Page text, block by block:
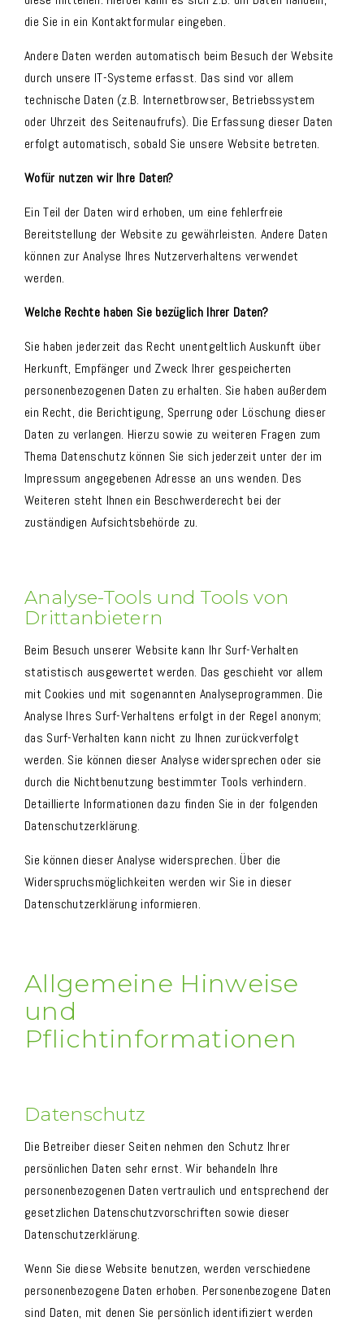
die Sie in ein Kontaktformular eingeben.
Andere Daten werden automatisch beim Besuch der Website
durch unsere IT-Systeme erfasst. Das sind vor allem
technische Daten (z.B. Internetbrowser, Betriebssystem
oder Uhrzeit des Seitenaufrufs). Die Erfassung dieser Daten
erfolgt automatisch, sobald Sie unsere Website betreten.
Wofür nutzen wir Ihre Daten?
Ein Teil der Daten wird erhoben, um eine fehlerfreie
Bereitstellung der Website zu gewährleisten. Andere Daten
können zur Analyse Ihres Nutzerverhaltens verwendet
werden.
Welche Rechte haben Sie bezüglich Ihrer Daten?
Sie haben jederzeit das Recht unentgeltlich Auskunft über
Herkunft, Empfänger und Zweck Ihrer gespeicherten
personenbezogenen Daten zu erhalten. Sie haben außerdem
ein Recht, die Berichtigung, Sperrung oder Löschung dieser
Daten zu verlangen. Hierzu sowie zu weiteren Fragen zum
Thema Datenschutz können Sie sich jederzeit unter der im
Impressum angegebenen Adresse an uns wenden. Des
Weiteren steht Ihnen ein Beschwerderecht bei der
zuständigen Aufsichtsbehörde zu.
Analyse-Tools und Tools von
Drittanbietern
Beim Besuch unserer Website kann Ihr Surf-Verhalten
statistisch ausgewertet werden. Das geschieht vor allem
mit Cookies und mit sogenannten Analyseprogrammen. Die
Analyse Ihres Surf-Verhaltens erfolgt in der Regel anonym;
das Surf-Verhalten kann nicht zu Ihnen zurückverfolgt
werden. Sie können dieser Analyse widersprechen oder sie
durch die Nichtbenutzung bestimmter Tools verhindern.
Detaillierte Informationen dazu finden Sie in der folgenden
Datenschutzerklärung.
Sie können dieser Analyse widersprechen. Über die
Widerspruchsmöglichkeiten werden wir Sie in dieser
Datenschutzerklärung informieren.
Allgemeine Hinweise
und
Pflichtinformationen
Datenschutz
Die Betreiber dieser Seiten nehmen den Schutz Ihrer
persönlichen Daten sehr ernst. Wir behandeln Ihre
personenbezogenen Daten vertraulich und entsprechend der
gesetzlichen Datenschutzvorschriften sowie dieser
Datenschutzerklärung.
Wenn Sie diese Website benutzen, werden verschiedene
personenbezogene Daten erhoben. Personenbezogene Daten
sind Daten, mit denen Sie persönlich identifiziert werden